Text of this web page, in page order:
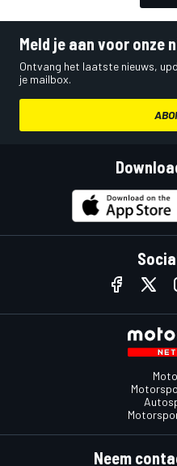
Meld je aan voor onze
Ontvang het laatste nieuws,
je mailbox.
Neem